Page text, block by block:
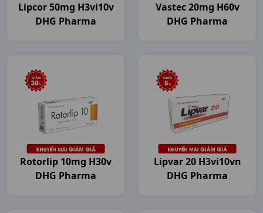
Lipcor 50mg H3vi10v
DHG Pharma
Vastec 20mg H60v
DHG Pharma
Rotorlip 10mg H30v
DHG Pharma
Lipvar 20 H3vi10vn
DHG Pharma